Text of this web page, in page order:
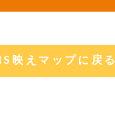
映えマップに戻る